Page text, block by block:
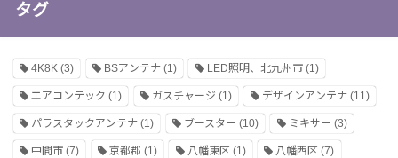
タグ
4K8K (3) BSアンテナ(1) LED照明、北九州市(1)
エアコンテック (1) ガスチャージ (1) デザインアンテナ(11)
パラスタックアンテナ (1) ブースター (10) ミキサー (3)
中間市 (7) 京都郡 (1) 八幡東区 (1) 八幡西区 (7)